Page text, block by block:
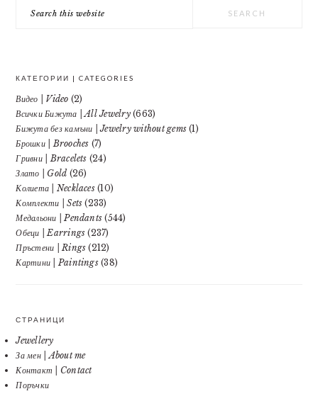
this
КАТЕГОРИИ | CATEGORIES
Видео | Video (2)
Всички Бижута | All Jewelry(663)
Бижута без камъни | Jewelry without gems (1)
Брошки | Brooches (7)
Гривни | Bracelets (24)
Злато | Gold (26)
Колиета | Necklaces(10)
Комплекти | Sets (233)
Медальони | Pendants (544)
Обеци | Earrings (237)
Пръстени | Rings (212)
Картини | Paintings(38)
СТРАНИЦИ
Jewellery
За мен | About me
Контакт | Contact
Поръчки